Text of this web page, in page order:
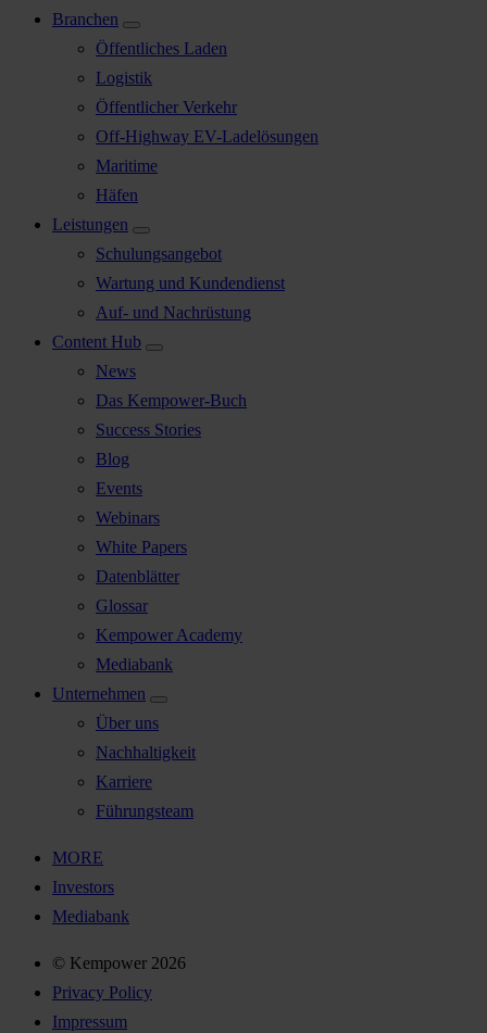
Branchen
Öffentliches Laden
Logistik
Öffentlicher Verkehr
Off-Highway EV-Ladelösungen
Maritime
Häfen
Leistungen
Schulungsangebot
Wartung und Kundendienst
Auf- und Nachrüstung
Content Hub
News
Das Kempower-Buch
Success Stories
Blog
Events
Webinars
White Papers
Datenblätter
Glossar
Kempower Academy
Mediabank
Unternehmen
Über uns
Nachhaltigkeit
Karriere
Führungsteam
MORE
Investors
Mediabank
© Kempower 2026
Privacy Policy
Impressum